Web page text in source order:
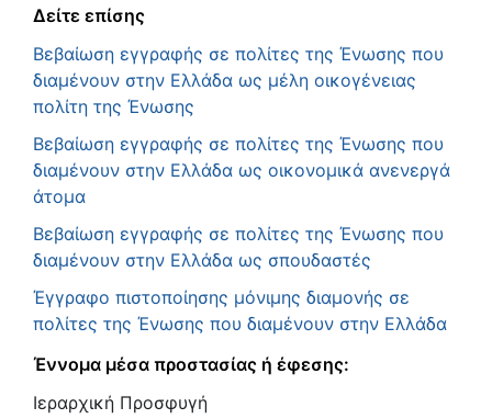
Δείτε επίσης
Βεβαίωση εγγραφής σε πολίτες της Ένωσης που
διαμένουν στην Ελλάδα ως μέλη οικογένειας
πολίτη της Ένωσης
Βεβαίωση εγγραφής σε πολίτες της Ένωσης που
διαμένουν στην Ελλάδα ως οικονομικά ανενεργά
άτομα
Βεβαίωση εγγραφής σε πολίτες της Ένωσης που
διαμένουν στην Ελλάδα ως σπουδαστές
Έγγραφο πιστοποίησης μόνιμης διαμονής σε
πολίτες της Ένωσης που διαμένουν στην Ελλάδα
Έννομα μέσα προστασίας ή έφεσης:
Ιεραρχική Προσφυγή